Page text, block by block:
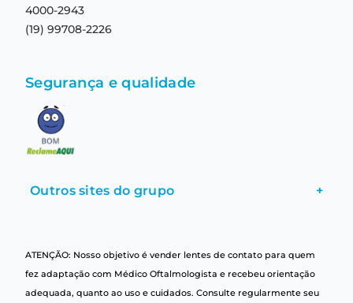
4000-2943
(19) 99708-2226
Segurança e qualidade
Outros sites do grupo +
ATENÇÃO: Nosso objetivo é vender lentes de contato para quem
fez adaptação com Médico Oftalmologista e recebeu orientação
adequada, quanto ao uso e cuidados. Consulte regularmente seu